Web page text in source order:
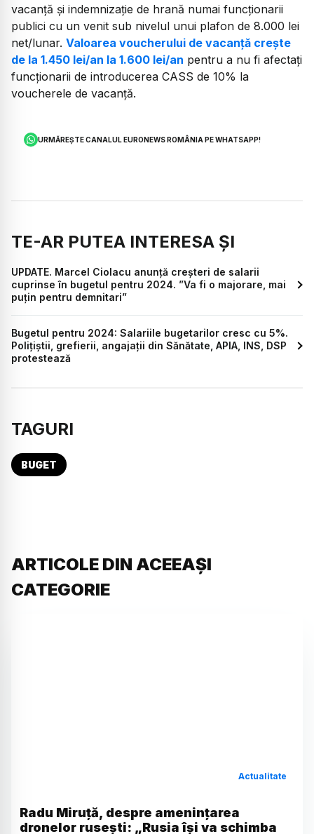
vacanţă şi indemnizaţie de hrană numai funcţionarii
publici cu un venit sub nivelul unui plafon de 8.000 lei
net/lunar. Valoarea voucherului de vacanţă creşte
de la 1.450 lei/an la 1.600 lei/an pentru a nu fi afectaţi
funcţionarii de introducerea CASS de 10% la
voucherele de vacanţă.
URMĂREȘTE CANALUL EURONEWS ROMÂNIA PE WHATSAPP!
TE-AR PUTEA INTERESA ȘI
UPDATE. Marcel Ciolacu anunță creșteri de salarii
cuprinse în bugetul pentru 2024. ”Va fi o majorare, mai
puțin pentru demnitari”
Bugetul pentru 2024: Salariile bugetarilor cresc cu 5%.
Polițiștii, grefierii, angajații din Sănătate, APIA, INS, DSP
protestează
TAGURI
BUGET
ARTICOLE DIN ACEEAȘI
CATEGORIE
Actualitate
Radu Miruță, despre amenințarea
dronelor rusești: „Rusia își va schimba